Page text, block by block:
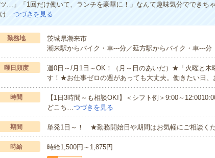
ツ…」「1回だけ働いて、ランチを豪華に！」なんて趣味気分でできち
け…つづきを見る
勤務地
茨城県潮来市
潮来駅からバイク・車---分／延方駅からバイク・車---分
曜日頻度
週0日～/月1日～OK！（月～日のあいだ）★「火曜と木
す！★お仕事ゼロの週があっても大丈夫。働きたい日
時間
【1日3時間～も相談OK!】＜シフト例＞9:00～
どこち…つづきを見る
期間 単発1日～！ ★勤務開始日や期間はお気軽にご相談
時給 時給1,500円～1,875円